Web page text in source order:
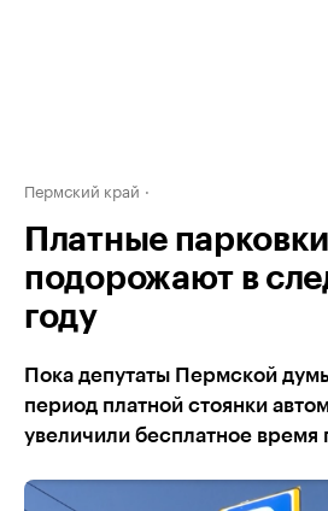
Пермский край
Платные
подорожают в
году
Пока депутаты Пермской
период платной стоянки
увеличили бесплатное время